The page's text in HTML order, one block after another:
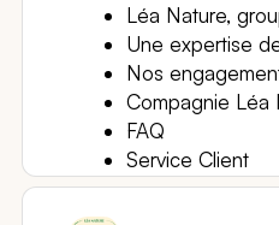
Léa Nature,
Une expertise
Nos
Compagnie Léa
FAQ
Service Client